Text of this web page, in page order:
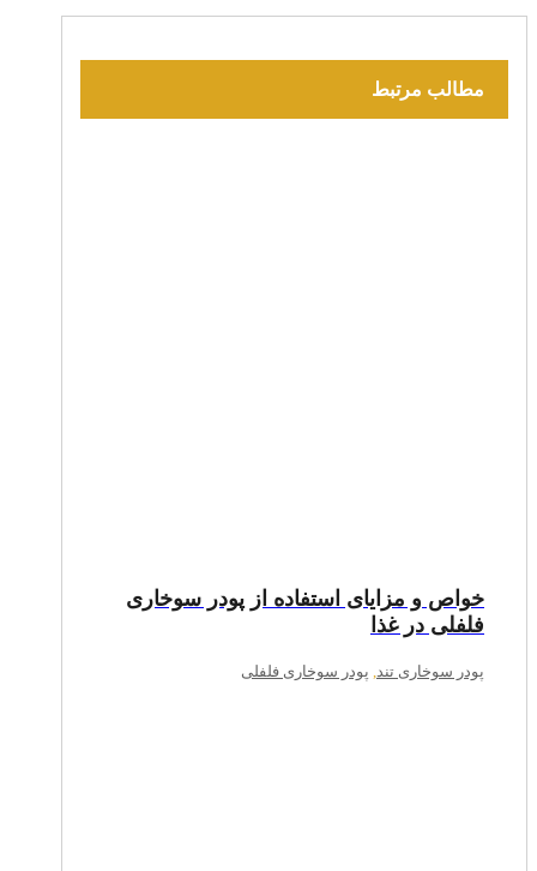
مطالب مرتبط
خواص و مزایای استفاده از پودر سوخاری
فلفلی در غذا
پودر سوخاری تند پودر سوخاری فلفلی